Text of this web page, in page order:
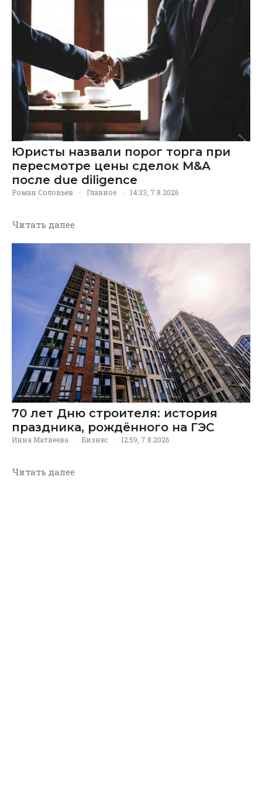
Юристы назвали порог торга при
пересмотре цены сделок M&A
после due diligence
Роман Соловьев · Главное · 14:33, 7.8.2026
Читать далее
70 лет Дню строителя: история
праздника, рождённого на ГЭС
Инна Матвеева · Бизнес · 12:59, 7.8.2026
Читать далее